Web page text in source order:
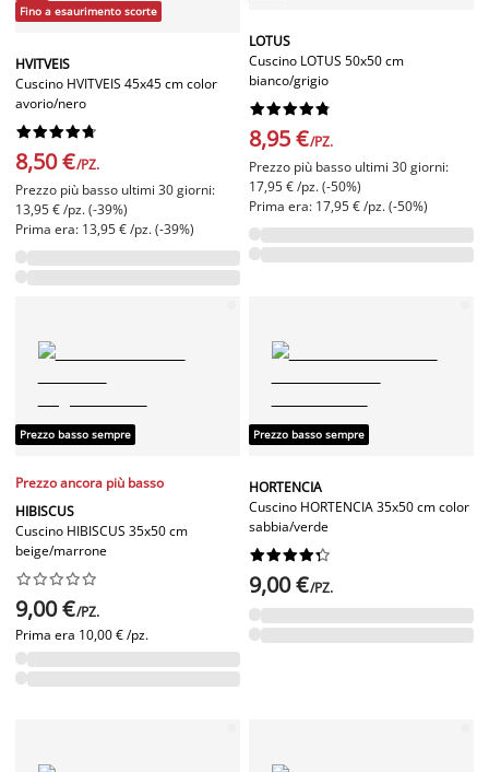
Fino a esaurimento scorte
HVITVEIS
Cuscino HVITVEIS 45x45 cm color
avorio/nero






8,50 €/PZ.
Prezzo più basso ultimi 30 giorni:
13,95 € /pz. (-39%)
Prima era: 13,95 € /pz. (-39%)
LOTUS
Cuscino LOTUS 50x50 cm
bianco/grigio






8,95 €/PZ.
Prezzo più basso ultimi 30 giorni:
17,95 € /pz. (-50%)
Prima era: 17,95 € /pz. (-50%)
Prezzo basso sempre
Prezzo ancora più basso
HIBISCUS
Cuscino HIBISCUS 35x50 cm
beige/marrone






9,00 €/PZ.
Prima era 10,00 € /pz.
Prezzo basso sempre
HORTENCIA
Cuscino HORTENCIA 35x50 cm color
sabbia/verde






9,00 €/PZ.